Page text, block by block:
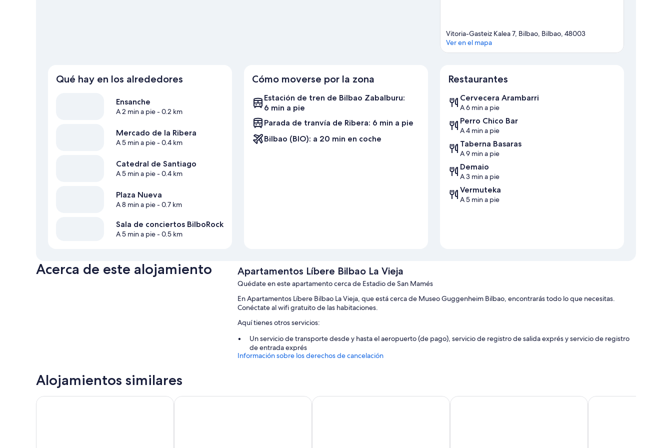
Vitoria-Gasteiz Kalea 7, Bilbao, Bilbao, 48003
Ver en el mapa
Qué hay en los alrededores
Ensanche
A 2 min a pie- 0.2 km
Mercado de la Ribera
A 5 min a pie- 0.4 km
Catedral de Santiago
A 5 min a pie- 0.4 km
Plaza Nueva
A 8 min a pie- 0.7 km
Sala de conciertos BilboRock
A 5 min a pie- 0.5 km
Cómo moverse por la zona
Estación de tren de Bilbao Zabalburu:
6 min a pie
Parada de tranvía de Ribera: 6 min a pie
Bilbao (BIO): a 20 min en coche
Restaurantes
Cervecera Arambarri
A 6 min a pie
Perro Chico Bar
A 4 min a pie
Taberna Basaras
A 9 min a pie
Demaio
A 3 min a pie
Vermuteka
A 5 min a pie
Acerca de este alojamiento Apartamentos Líbere Bilbao La Vieja
Quédate en este apartamento cerca de Estadio de San Mamés
En Apartamentos Líbere Bilbao La Vieja, que está cerca de Museo Guggenheim Bilbao, encontrarás todo lo que necesitas.
Conéctate al wifi gratuito de las habitaciones.
Aquí tienes otros servicios:
Un servicio de transporte desde y hasta el aeropuerto (de pago), servicio de registro de salida exprés y servicio de registro
de entrada exprés
Personal multilingüe, un ascensor y espacios sin humos
Todas las habitaciones en Apartamentos Líbere Bilbao La Vieja cuentan con características que incluyen aire acondicionado,
además de ciertas comodidades adicionales, como wifi gratis y cajas fuertes.
Información sobre los derechos de cancelación
Alojamientos similares
Livensa Living Studios Bilbao Spirit Apartamentos Atxuri Líbere Bilbao Ledesma Apartamentos Olivia by gaiarooms ibis budget Bilbao City